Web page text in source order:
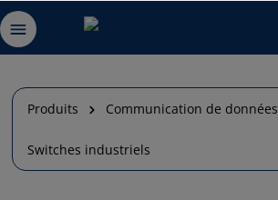
Produits Communication de données
Switches industriels